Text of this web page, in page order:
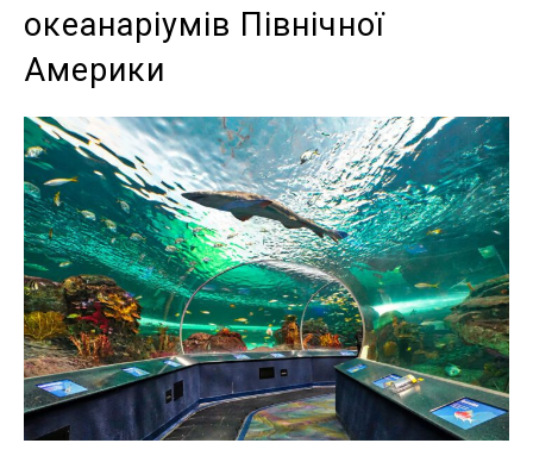
океанаріумів Північної
Америки